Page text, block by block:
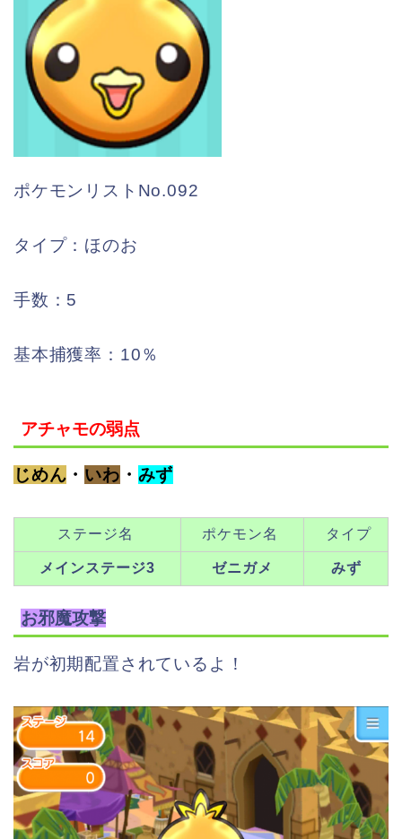
ポケモンリストNo.092
タイプ：ほのお
手数：5
基本捕獲率：10％
アチャモの弱点
じめん ・ いわ ・ みず
ステージ名 ポケモン名 タイプ
メインステージ3 ゼニガメ みず
お邪魔攻撃
岩が初期配置されているよ！